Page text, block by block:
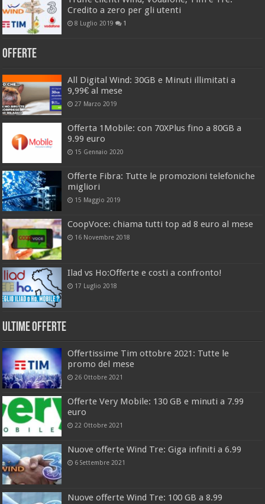
Credito a zero per gli utenti
8 Luglio 2019 1
Offerte
All Digital Wind: 30GB e Minuti illimitati a
9,99€ al mese
27 Marzo 2019
Offerta 1Mobile: con 70XPlus fino a 80GB a
9.99 euro
15 Gennaio 2020
Offerte Fibra: Tutte le promozioni telefoniche
migliori
15 Maggio 2019
CoopVoce: chiama tutti top ad 8 euro al mese
16 Novembre 2018
Ilad vs Ho:Offerte e costi a confronto!
17 Luglio 2018
Ultime offerte
Offertissime Tim ottobre 2021: Tutte le
promo del mese
26 Ottobre 2021
Offerte Very Mobile: 130 GB e minuti a 7.99
euro
22 Ottobre 2021
Nuove offerte Wind Tre: Giga infiniti a 6.99
6 Settembre 2021
Nuove offerte Wind Tre: 100 GB a 8.99